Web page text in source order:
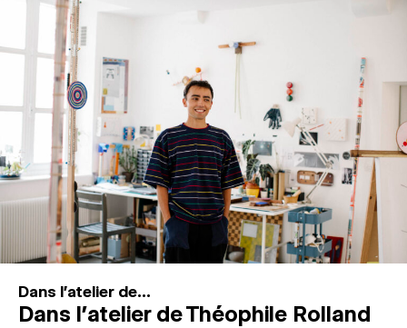
PROGRAMMATION
MAGAZINE
ESPACES DE PRATIQUE ARTISTIQUE ↓
Recherche
Connexion
Dans l'atelier de...
Dans l’atelier de Théophile Rolland